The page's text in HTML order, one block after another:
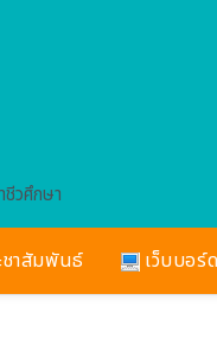
ชีวศึกษา
าสัมพันธ์ เว็บบอร์ด